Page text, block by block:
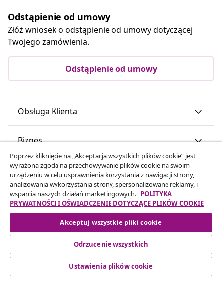
Odstąpienie od umowy
Złóż wniosek o odstąpienie od umowy dotyczącej
Twojego zamówienia.
Odstąpienie od umowy
Obsługa Klienta
Biznes
vidaXL
Odkryj więcej
© 2008-2026 vidaXL www.vidaxl.pl jest sklepem internetowym
Poprzez kliknięcie na „Akceptacja wszystkich plików cookie” jest
wyrażona zgoda na przechowywanie plików cookie na swoim
urządzeniu w celu usprawnienia korzystania z nawigacji strony,
analizowania wykorzystania strony, spersonalizowane reklamy, i
wsparcia naszych działań marketingowych. POLITYKA
PRYWATNOŚCI I OŚWIADCZENIE DOTYCZĄCE PLIKÓW COOKIE
Akceptuj wszystkie pliki cookie
Odrzucenie wszystkich
Ustawienia plików cookie